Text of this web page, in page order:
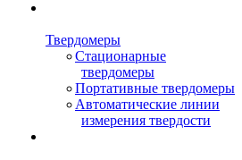
Твердомеры
Стационарные
твердомеры
Портативные твердомеры
Автоматические линии
измерения твердости